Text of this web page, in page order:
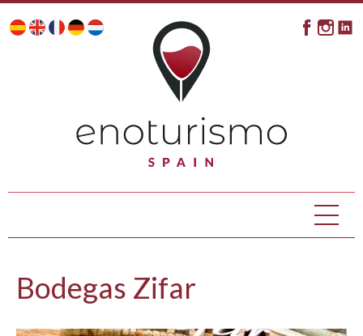
Bodegas Zifar